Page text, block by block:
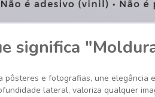
significa
pôsteres e fotografias, une elegância
lateral, valoriza qualquer